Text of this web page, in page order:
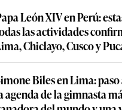
León XIV en Perú:
las actividades
Chiclayo, Cusco y
Biles en Lima: paso
agenda de la gimnasta